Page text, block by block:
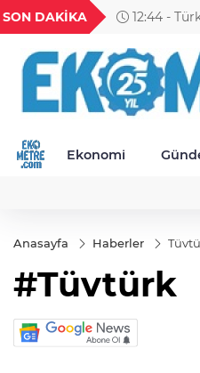
SON DAKİKA
1,1821
GEL
18,2362
Ekonomi
Anasayfa Haberler
#Tüvtürk